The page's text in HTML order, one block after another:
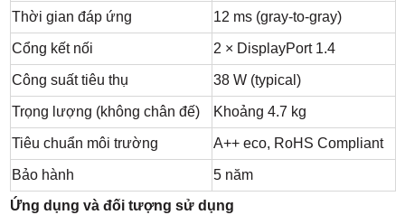
Thời gian đáp ứng 12 ms (gray-to-gray)
Cổng kết nối 2 × DisplayPort 1.4
Công suất tiêu thụ 38 W (typical)
Trọng lượng (không chân đế) Khoảng 4.7 kg
Tiêu chuẩn môi trường A++ eco, RoHS Compliant
Bảo hành
5 năm
Ứng dụng và đối tượng sử dụng